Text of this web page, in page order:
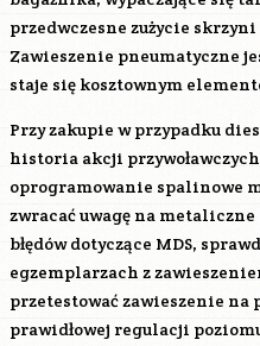
przedwczesne zużycie
Zawieszenie pneumatyczne
staje się kosztownym
Przy zakupie w przypadku
historia akcji
oprogramowanie spalinowe
zwracać uwagę na
błędów dotyczące MDS,
egzemplarzach z
przetestować zawieszenie na
prawidłowej regulacji